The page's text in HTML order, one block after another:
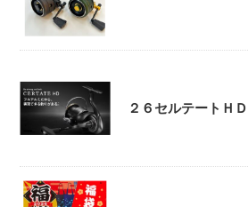
２６セルテートＨＤ